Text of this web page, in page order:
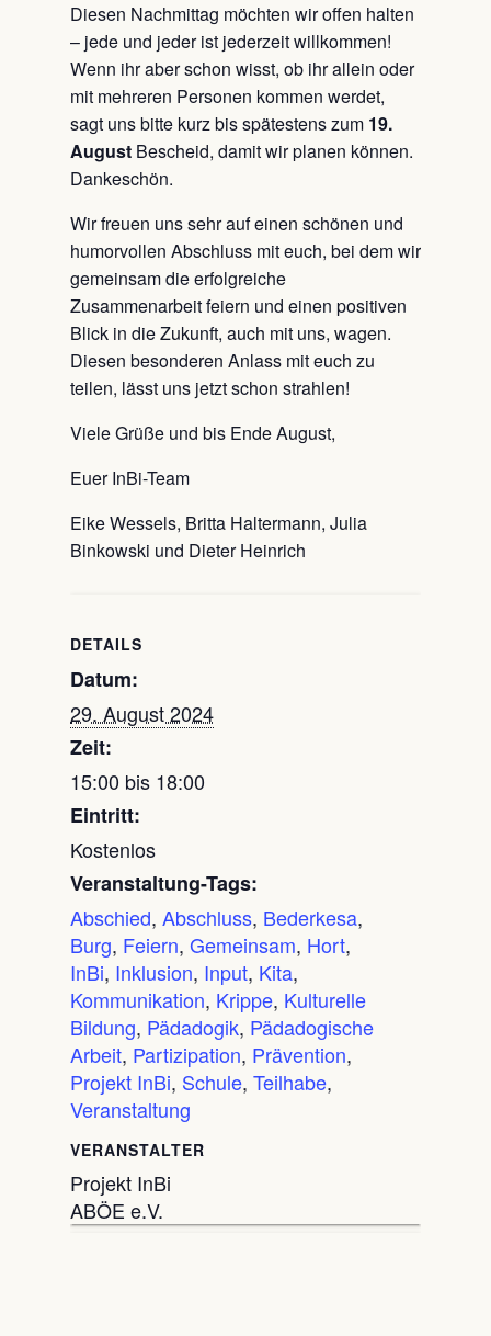
Diesen Nachmittag möchten wir offen halten
– jede und jeder ist jederzeit willkommen!
Wenn ihr aber schon wisst, ob ihr allein oder
mit mehreren Personen kommen werdet,
sagt uns bitte kurz bis spätestens zum 19.
August Bescheid, damit wir planen können.
Dankeschön.
Wir freuen uns sehr auf einen schönen und
humorvollen Abschluss mit euch, bei dem wir
gemeinsam die erfolgreiche
Zusammenarbeit feiern und einen positiven
Blick in die Zukunft, auch mit uns, wagen.
Diesen besonderen Anlass mit euch zu
teilen, lässt uns jetzt schon strahlen!
Viele Grüße und bis Ende August,
Euer InBi-Team
Eike Wessels, Britta Haltermann, Julia
Binkowski und Dieter Heinrich
DETAILS
Datum:
29. August 2024
Zeit:
15:00 bis 18:00
Eintritt:
Kostenlos
Veranstaltung-Tags:
Abschied, Abschluss, Bederkesa,
Burg, Feiern, Gemeinsam, Hort,
InBi, Inklusion, Input, Kita,
Kommunikation, Krippe, Kulturelle
Bildung, Pädadogik, Pädadogische
Arbeit, Partizipation, Prävention,
Projekt InBi, Schule, Teilhabe,
Veranstaltung
VERANSTALTER
Projekt InBi
ABÖE e.V.